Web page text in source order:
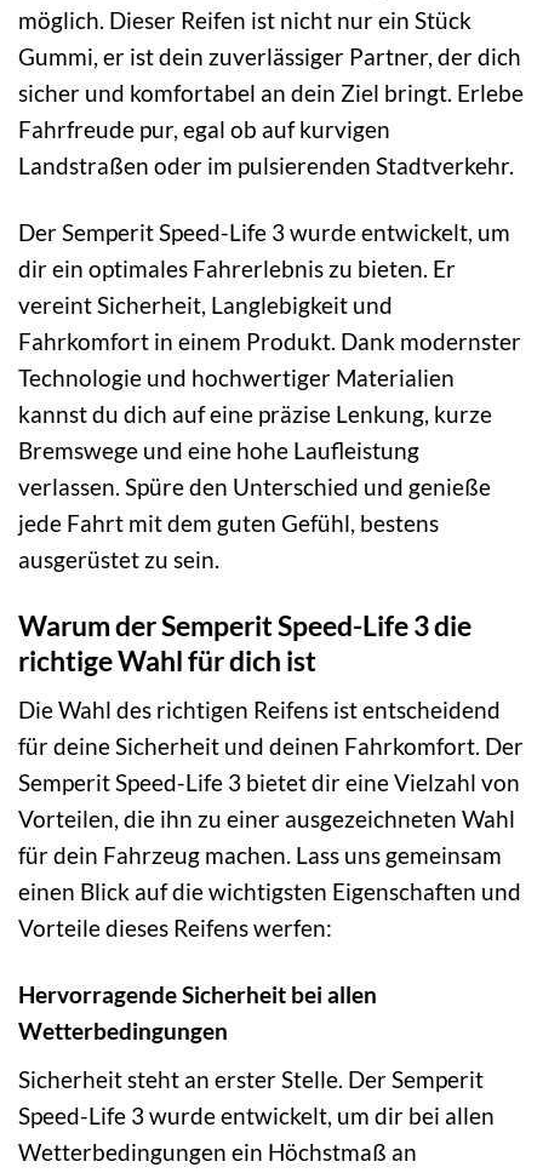
möglich. Dieser Reifen ist nicht nur ein Stück
Gummi, er ist dein zuverlässiger Partner, der dich
sicher und komfortabel an dein Ziel bringt. Erlebe
Fahrfreude pur, egal ob auf kurvigen
Landstraßen oder im pulsierenden Stadtverkehr.
Der Semperit Speed-Life 3 wurde entwickelt, um
dir ein optimales Fahrerlebnis zu bieten. Er
vereint Sicherheit, Langlebigkeit und
Fahrkomfort in einem Produkt. Dank modernster
Technologie und hochwertiger Materialien
kannst du dich auf eine präzise Lenkung, kurze
Bremswege und eine hohe Laufleistung
verlassen. Spüre den Unterschied und genieße
jede Fahrt mit dem guten Gefühl, bestens
ausgerüstet zu sein.
Warum der Semperit Speed-Life 3 die
richtige Wahl für dich ist
Die Wahl des richtigen Reifens ist entscheidend
für deine Sicherheit und deinen Fahrkomfort. Der
Semperit Speed-Life 3 bietet dir eine Vielzahl von
Vorteilen, die ihn zu einer ausgezeichneten Wahl
für dein Fahrzeug machen. Lass uns gemeinsam
einen Blick auf die wichtigsten Eigenschaften und
Vorteile dieses Reifens werfen:
Hervorragende Sicherheit bei allen
Wetterbedingungen
Sicherheit steht an erster Stelle. Der Semperit
Speed-Life 3 wurde entwickelt, um dir bei allen
Wetterbedingungen ein Höchstmaß an